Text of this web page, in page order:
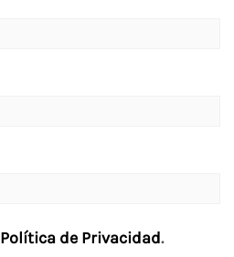
Política de Privacidad.